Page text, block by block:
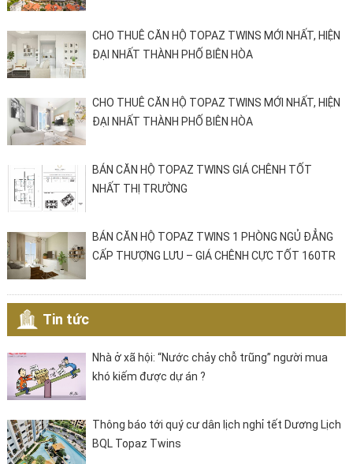
CHO THUÊ CĂN HỘ TOPAZ TWINS MỚI NHẤT, HIỆN
ĐẠI NHẤT THÀNH PHỐ BIÊN HÒA
CHO THUÊ CĂN HỘ TOPAZ TWINS MỚI NHẤT, HIỆN
ĐẠI NHẤT THÀNH PHỐ BIÊN HÒA
BÁN CĂN HỘ TOPAZ TWINS GIÁ CHÊNH TỐT
NHẤT THỊ TRƯỜNG
BÁN CĂN HỘ TOPAZ TWINS 1 PHÒNG NGỦ ĐẲNG
CẤP THƯỢNG LƯU – GIÁ CHÊNH CỰC TỐT 160TR
Tin tức
Nhà ở xã hội: “Nước chảy chỗ trũng” người mua
khó kiếm được dự án ?
Thông báo tới quý cư dân lịch nghỉ tết Dương Lịch
BQL Topaz Twins